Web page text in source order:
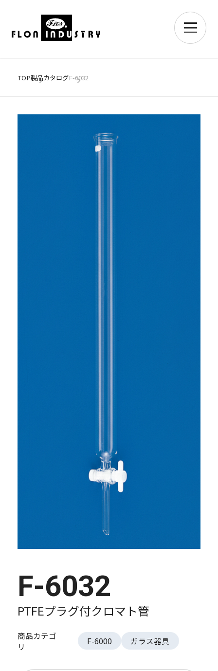
TOP製品カタログF-6032
F-6032
PTFEプラグ付クロマト管
商品カテゴ
リ
F-6000 ガラス器具